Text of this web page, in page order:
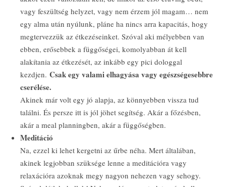
vagy feszültség helyzet, vagy nem érzem jól magam… nem
egy alma után nyúlunk, pláne ha nincs arra kapacitás, hogy
megtervezzük az étkezéseinket. Szóval aki mélyebben van
ebben, erősebbek a függőségei, komolyabban át kell
alakítania az étkezését, az inkább egy pici dologgal
kezdjen. Csak egy valami elhagyása vagy egészségesebbre
cserélése.
Akinek már volt egy jó alapja, az könnyebben vissza tud
találni. És persze itt is jól jöhet segítség. Akár a főzésben,
akár a meal planningben, akár a függőségben.
Meditáció
Na, ezzel ki lehet kergetni az űrbe néha. Mert általában,
akinek legjobban szüksége lenne a meditációra vagy
relaxációra azoknak megy nagyon nehezen vagy sehogy.